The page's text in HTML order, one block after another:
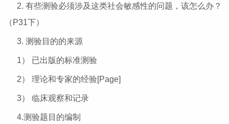
2. 有些测验必须涉及这类社会敏感性的问题，该怎么办？
（P31下）
3. 测验目的的来源
1） 已出版的标准测验
2） 理论和专家的经验[Page]
3） 临床观察和记录
4.测验题目的编制